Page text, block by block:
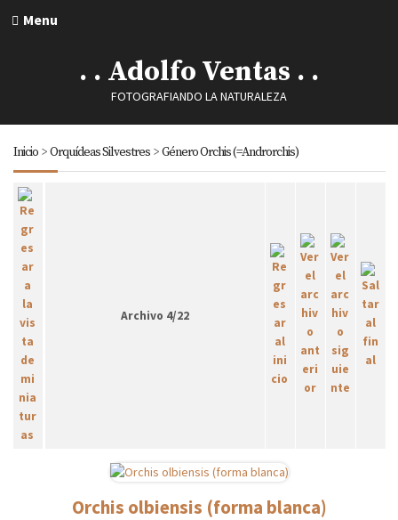
Menu
. . Adolfo Ventas . .
FOTOGRAFIANDO LA NATURALEZA
Inicio>Orquídeas Silvestres>Género Orchis (=Androrchis)
Archivo 4/22
Orchis olbiensis (forma blanca)